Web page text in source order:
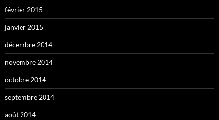
février 2015
janvier 2015
décembre 2014
novembre 2014
octobre 2014
septembre 2014
août 2014